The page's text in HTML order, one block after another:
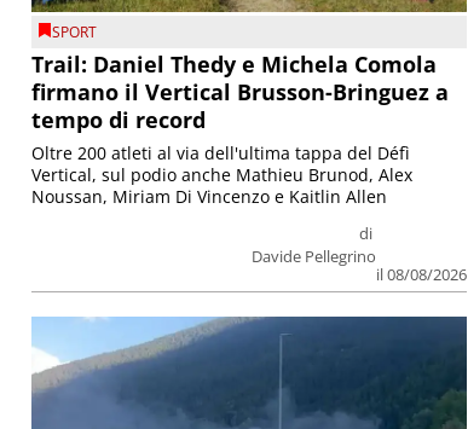
SPORT
Trail: Daniel Thedy e Michela Comola
firmano il Vertical Brusson-Bringuez a
tempo di record
di
Davide Pellegrino
il 08/08/2026
Oltre 200 atleti al via dell'ultima tappa del Défì
Vertical, sul podio anche Mathieu Brunod, Alex
Noussan, Miriam Di Vincenzo e Kaitlin Allen